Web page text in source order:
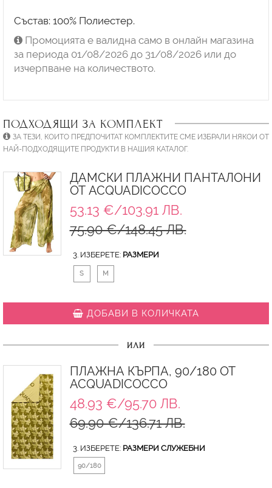
Състав: 100% Полиестер.
Промоцията е валидна само в онлайн магазина
за периода 01/08/2026 до 31/08/2026 или до
изчерпване на количеството.
ПОДХОДЯЩИ ЗА КОМПЛЕКТ
ЗА ТЕЗИ, КОИТО ПРЕДПОЧИТАТ КОМПЛЕКТИТЕ СМЕ ИЗБРАЛИ НЯКОИ ОТ
НАЙ-ПОДХОДЯЩИТЕ ПРОДУКТИ В НАШИЯ КАТАЛОГ.
ДАМСКИ ПЛАЖНИ ПАНТАЛОНИ
ОТ ACQUADICOCCO
53.13 €/103.91 ЛВ.
75.90 €/148.45 ЛВ.
3. ИЗБЕРЕТЕ: РАЗМЕРИ
S M
ДОБАВИ В КОЛИЧКАТА
ИЛИ
ПЛАЖНА КЪРПА, 90/180 ОТ
ACQUADICOCCO
48.93 €/95.70 ЛВ.
69.90 €/136.71 ЛВ.
3. ИЗБЕРЕТЕ: РАЗМЕРИ СЛУЖЕБНИ
90/180